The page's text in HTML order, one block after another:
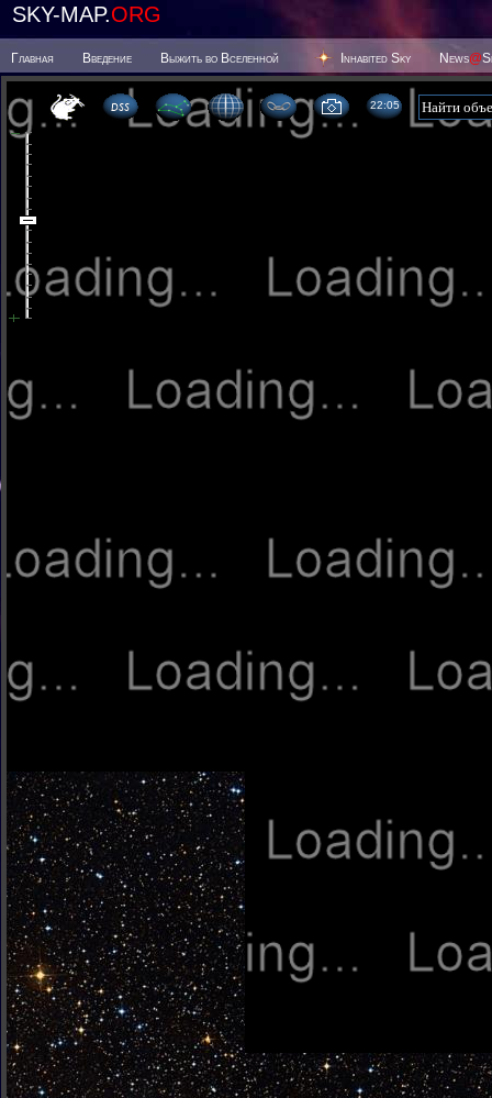
SKY-MAP.ORG
Главная Введение Выжить во Вселенной Inhabited Sky News@
22:05